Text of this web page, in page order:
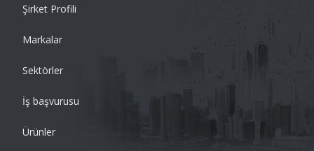
Şirket Profili
Markalar
Sektörler
İş başvurusu
Ürünler